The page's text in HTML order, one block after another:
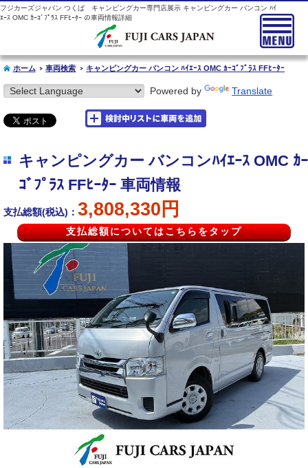
フジカーズジャパン つくば キャンピングカー専門店展示 キャンピングカー バンコン ﾊｲ
ｴｰｽ OMC ｶｰｺﾞﾌﾟﾗｽ FFﾋｰﾀｰ の車両情報詳細
ホーム 車両検索 キャンピングカー バンコン ﾊｲｴｰｽ OMC ｶｰｺﾞﾌﾟﾗｽ FFﾋｰﾀｰ
Powered by Translate
キャンピングカー バンコンﾊｲｴｰｽ OMC ｶｰ
ｺﾞﾌﾟﾗｽ FFﾋｰﾀｰ 車両情報
支払総額(税込)： 3,808,330円
支払総額についてはこちらをタップ